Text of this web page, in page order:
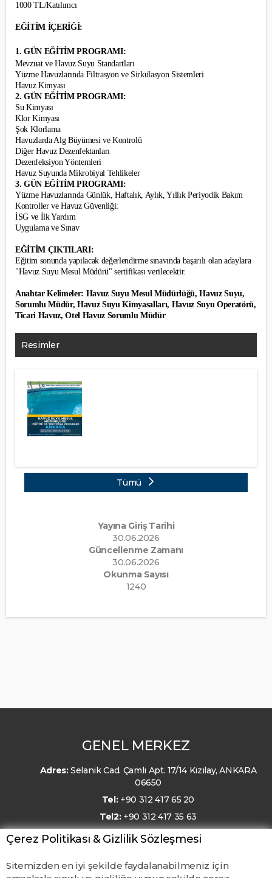
1000 TL/Katılımcı
EĞİTİM İÇERİĞİ:
1. GÜN EĞİTİM PROGRAMI:
Mevzuat ve Havuz Suyu Standartları
Yüzme Havuzlarında Filtrasyon ve Sirkülasyon Sistemleri
Havuz Kimyası
2. GÜN EĞİTİM PROGRAMI:
Su Kimyası
Klor Kimyası
Şok Klorlama
Havuzlarda Alg Büyümesi ve Kontrolü
Diğer Havuz Dezenfektanları
Dezenfeksiyon Yöntemleri
Havuz Suyunda Mikrobiyal Tehlikeler
3. GÜN EĞİTİM PROGRAMI:
Yüzme Havuzlarında Günlük, Haftalık, Aylık, Yıllık Periyodik Bakım
Kontroller ve Havuz Güvenliği:
İSG ve İlk Yardım
Uygulama ve Sınav
EĞİTİM ÇIKTILARI:
Eğitim sonunda yapılacak değerlendirme sınavında başarılı olan adaylara
"Havuz Suyu Mesul Müdürü" sertifikası verilecektir.
Anahtar Kelimeler: Havuz Suyu Mesul Müdürlüğü, Havuz Suyu,
Sorumlu Müdür, Havuz Suyu Kimyasalları, Havuz Suyu Operatörü,
Ticari Havuz, Otel Havuz Sorumlu Müdür
Resimler
Tümü
Yayına Giriş Tarihi
30.06.2026
Güncellenme Zamanı
30.06.2026
Okunma Sayısı
1240
GENEL MERKEZ
Adres:Selanik Cad. Çamlı Apt. 17/14 Kızılay, ANKARA
06650
Tel: +90 312 417 65 20
Tel2: +90 312 417 35 63
E-Posta: kmo@kmo.org.tr
Çerez Politikası & Gizlilik Sözleşmesi
Sitemizden en iyi şekilde faydalanabilmeniz için